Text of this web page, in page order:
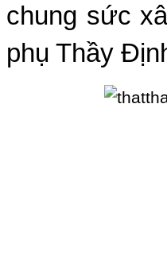
chung sức
phụ Thầy